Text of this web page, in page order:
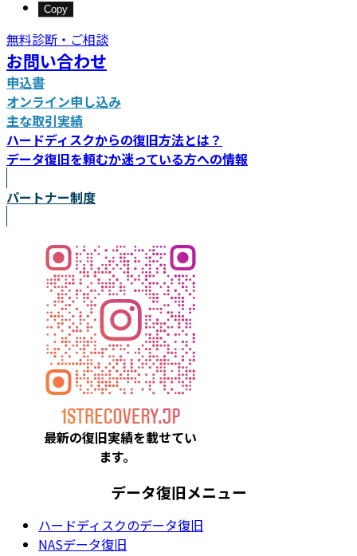
Copy
無料診断・ご相談
お問い合わせ
申込書
オンライン申し込み
主な取引実績
ハードディスクからの復旧方法とは？
データ復旧を頼むか迷っている方への情報
パートナー制度
最新の復旧実績を載せてい
ます。
データ復旧メニュー
ハードディスクのデータ復旧
NASデータ復旧